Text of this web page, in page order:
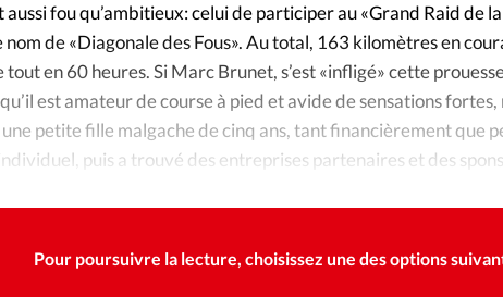
Opinions
Eglises
À
La
Mon
Nous
fou qu’ambitieux: celui de participer au «Grand Raid de
nom de «Diagonale des Fous». Au total, 163 kilomètres en
en 60 heures. Si Marc Brunet, s’est «infligé» cette
est amateur de course à pied et avide de sensations fortes,
petite fille malgache de cinq ans, tant financièrement que
puis a trouvé des entreprises partenaires et des
Pour poursuivre la lecture, choisissez une des options